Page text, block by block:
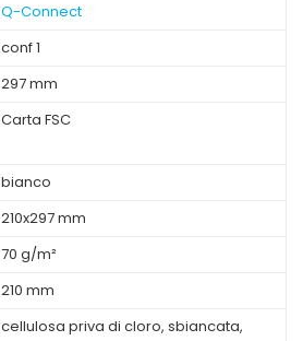
Q-Connect
conf 1
297 mm
Carta FSC
bianco
210x297 mm
70 g/m²
210 mm
cellulosa priva di cloro, sbiancata,